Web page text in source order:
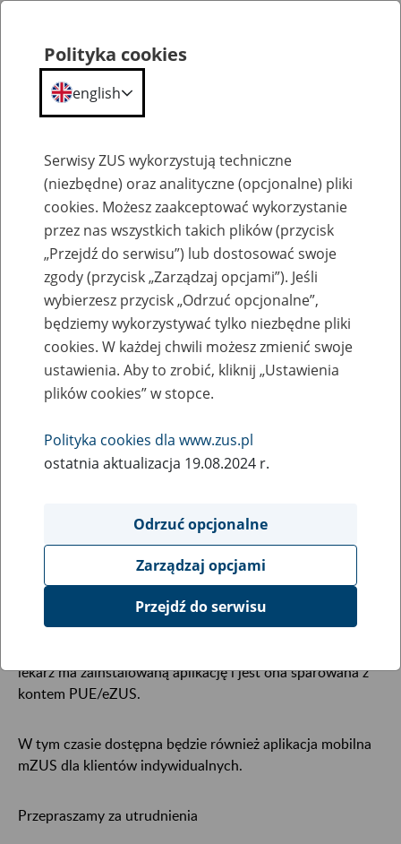
Komunikaty
Ograniczenie w dostępie do portalu
PUE/eZUS 19 maja 2025 r.
16
May
2025
serwisowych, 19 maja od godziny 21:00 do godziny 22:30
wystąpią ograniczenia w dostępie do portalu PUE/eZUS i
W tym czasie możliwe będzie wystawianie e-ZLA za
lekarz ma zainstalowaną aplikację i jest ona sparowana z
kontem PUE/eZUS.
W tym czasie dostępna będzie również aplikacja mobilna
mZUS dla klientów indywidualnych.
Przepraszamy za utrudnienia
Polityka cookies
english
Serwisy ZUS wykorzystują techniczne
(niezbędne) oraz analityczne (opcjonalne) pliki
cookies. Możesz zaakceptować wykorzystanie
przez nas wszystkich takich plików (przycisk
„Przejdź do serwisu”) lub dostosować swoje
zgody (przycisk „Zarządzaj opcjami”). Jeśli
wybierzesz przycisk „Odrzuć opcjonalne”,
będziemy wykorzystywać tylko niezbędne pliki
cookies. W każdej chwili możesz zmienić swoje
ustawienia. Aby to zrobić, kliknij „Ustawienia
plików cookies” w stopce.
Polityka cookies dla www.zus.pl
ostatnia aktualizacja 19.08.2024 r.
Odrzuć opcjonalne
Zarządzaj opcjami
Przejdź do serwisu